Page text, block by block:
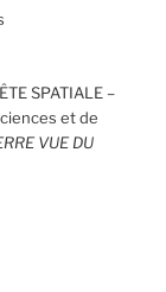
SPATIALE –
et de
VUE DU